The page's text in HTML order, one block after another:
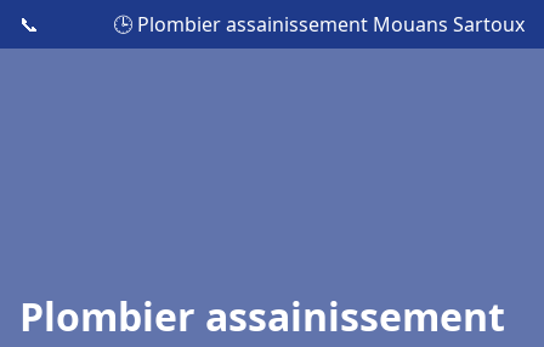
📞 🕒 Plombier assainissement Mouans Sartoux
Plombier assainissement